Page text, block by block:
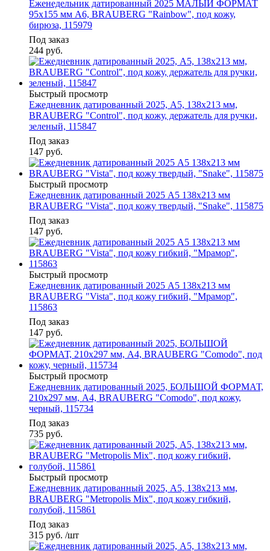
Еженедельник датированный 2025 МАЛЫЙ ФОРМАТ
95х155 мм А6, BRAUBERG "Rainbow", под кожу,
бирюза, 115979
Под заказ
244 руб.
Быстрый просмотр
Ежедневник датированный 2025, А5, 138x213 мм,
BRAUBERG "Control", под кожу, держатель для ручки,
зеленый, 115847
Под заказ
147 руб.
Быстрый просмотр
Ежедневник датированный 2025 А5 138x213 мм
BRAUBERG "Vista", под кожу твердый, "Snake", 115875
Под заказ
147 руб.
Быстрый просмотр
Ежедневник датированный 2025 А5 138x213 мм
BRAUBERG "Vista", под кожу гибкий, "Мрамор",
115863
Под заказ
147 руб.
Быстрый просмотр
Ежедневник датированный 2025, БОЛЬШОЙ ФОРМАТ,
210х297 мм, А4, BRAUBERG "Comodo", под кожу,
черный, 115734
Под заказ
735 руб.
Быстрый просмотр
Ежедневник датированный 2025, А5, 138x213 мм,
BRAUBERG "Metropolis Mix", под кожу гибкий,
голубой, 115861
Под заказ
315 руб. /шт